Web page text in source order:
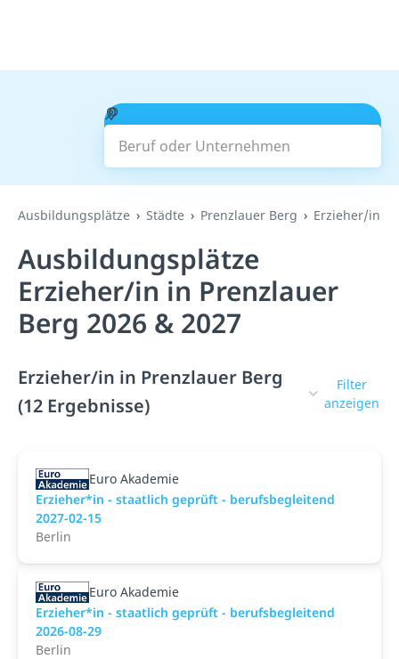
Beruf oder Unternehmen
Suchen
Ausbildungsplätze Städte Prenzlauer Berg Erzieher/in
Ausbildungsplätze
Erzieher/in in Prenzlauer
Berg 2026 & 2027
Erzieher/in in Prenzlauer Berg
(12 Ergebnisse)
Filter
anzeigen
Euro Akademie
Erzieher*in - staatlich geprüft - berufsbegleitend
2027-02-15
Berlin
Euro Akademie
Erzieher*in - staatlich geprüft - berufsbegleitend
2026-08-29
Berlin